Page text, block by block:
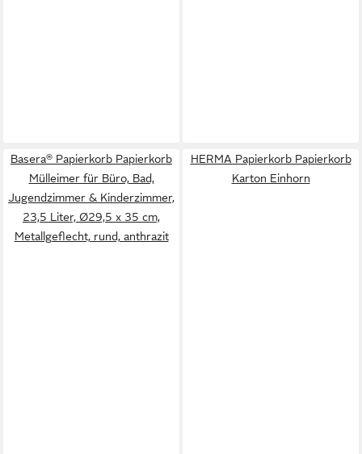
Basera® Papierkorb Papierkorb
Mülleimer für Büro, Bad,
Jugendzimmer & Kinderzimmer,
23,5 Liter, Ø29,5 x 35 cm,
Metallgeflecht, rund, anthrazit
HERMA Papierkorb Papierkorb
Karton Einhorn